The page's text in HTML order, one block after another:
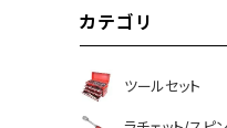
カテゴリ
ツールセット